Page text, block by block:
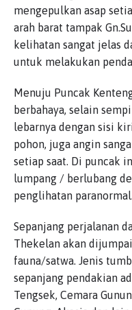
mengepulkan asap
arah barat tampak
kelihatan sangat jelas
untuk melakukan
Menuju Puncak
berbahaya, selain
lebarnya dengan sisi
pohon, juga angin
setiap saat. Di puncak
lumpang / berlubang
penglihatan paranormal.
Sepanjang perjalanan
Thekelan akan
fauna/satwa. Jenis
sepanjang pendakian
Tengsek, Cemara